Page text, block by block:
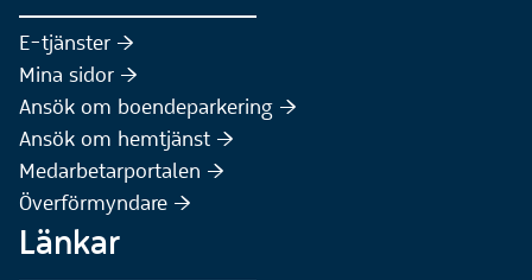
E-tjänster :höger:
Mina sidor :höger:
Ansök om boendeparkering :höger:
Ansök om hemtjänst :höger:
Medarbetarportalen :höger:
Överförmyndare :höger:
Länkar